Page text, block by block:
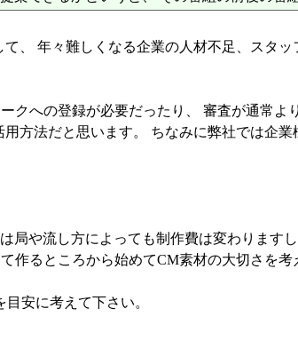
、 年々難しくなる企業の人材不足、スタッ
クへの登録が必要だったり、 審査が通常
方法だと思います。 ちなみに弊社では企業
局や流し方によっても制作費は変わりま
作るところから始めてCM素材の大切さを考
安に考えて下さい。